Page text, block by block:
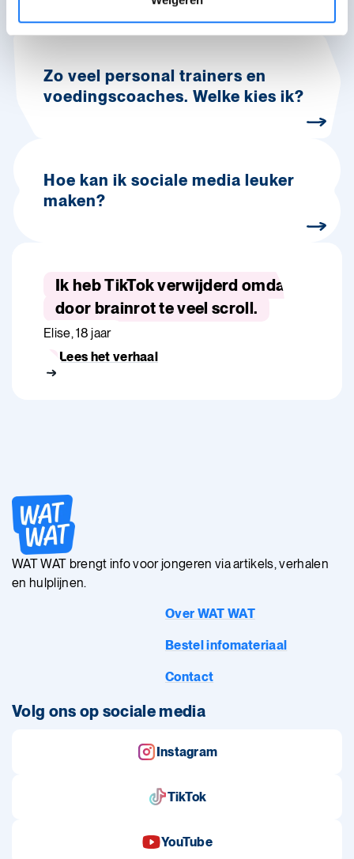
Zo veel personal trainers en
voedingscoaches. Welke kies ik?
Hoe kan ik sociale media leuker
maken?
Ik heb TikTok verwijderd omdat ik
door brainrot te veel scroll.
Elise, 18 jaar
Lees het verhaal
WAT WAT brengt info voor jongeren via artikels, verhalen
en hulplijnen.
Over WAT WAT
Bestel infomateriaal
Contact
Volg ons op sociale media
Instagram
TikTok
YouTube